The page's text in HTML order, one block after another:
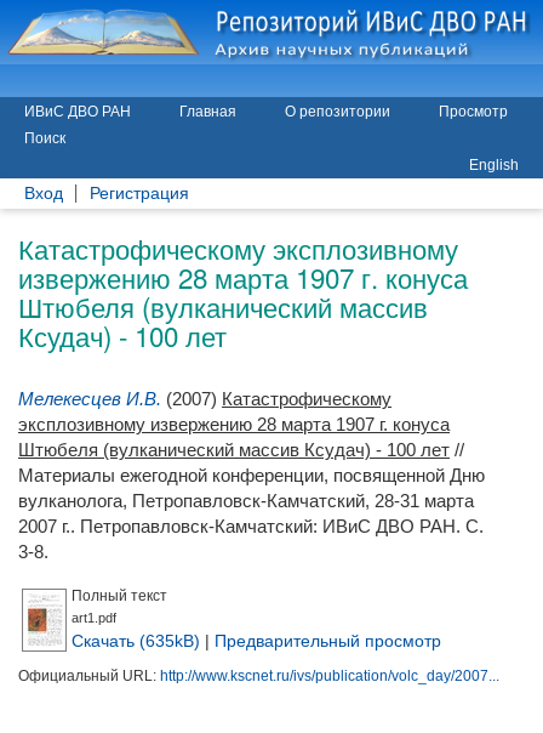
ИВиС ДВО РАН Главная О репозитории
Просмотр
Поиск
English
Вход Регистрация
Катастрофическому эксплозивному
извержению 28 марта 1907 г. конуса
Штюбеля (вулканический массив
Ксудач) - 100 лет
Мелекесцев И.В. (2007) Катастрофическому
эксплозивному извержению 28 марта 1907 г. конуса
Штюбеля (вулканический массив Ксудач) - 100 лет //
Материалы ежегодной конференции, посвященной Дню
вулканолога, Петропавловск-Камчатский, 28-31 марта
2007 г.. Петропавловск-Камчатский: ИВиС ДВО РАН. С.
3-8.
Полный текст
art1.pdf
Скачать (635kB) | Предварительный просмотр
Официальный URL: http://www.kscnet.ru/ivs/publication/volc_day/2007...